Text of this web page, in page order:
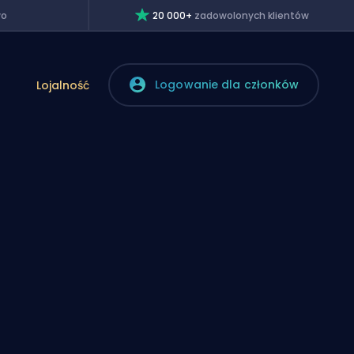
20 000+ zadowolonych klientów
Lojalność Logowanie dla członków